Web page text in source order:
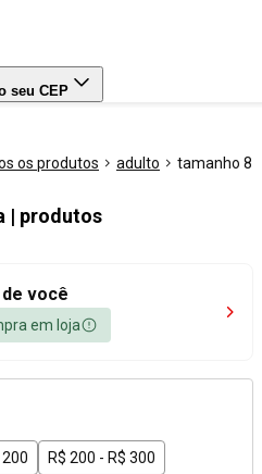
seu CEP
os produtos adulto tamanho 8
| produtos
você
em loja
R$ 200 - R$ 300